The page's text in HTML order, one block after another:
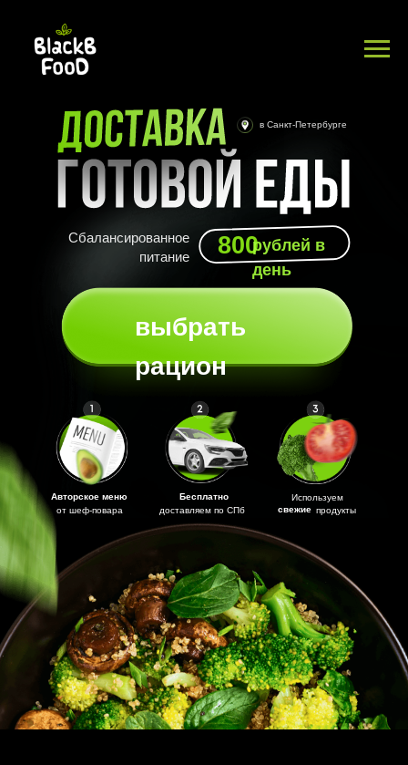
Сбалансированное
питание
в Санкт-Петербурге
800рублей в
день
выбрать
рацион
от шеф-повара доставляем по СПб продукты
Используем
Авторское меню
Бесплатно
свежие